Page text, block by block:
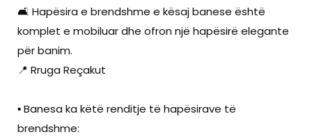
🛋️ Hapësira e brendshme e kësaj banese është
komplet e mobiluar dhe ofron një hapësirë elegante
për banim.
📍 Rruga Reçakut
▪️ Banesa ka këtë renditje të hapësirave të
brendshme: